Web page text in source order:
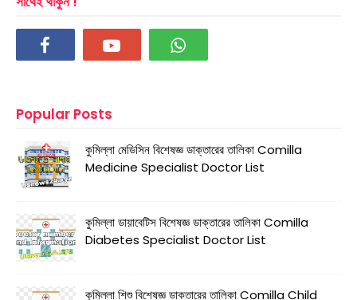
Popular Posts
কুমিল্লা মেডিসিন বিশেষজ্ঞ ডাক্তারের তালিকা Comilla
Medicine Specialist Doctor List
কুমিল্লা ডায়াবেটিস বিশেষজ্ঞ ডাক্তারের তালিকা Comilla
Diabetes Specialist Doctor List
কুমিল্লা শিশু বিশেষজ্ঞ ডাক্তারের তালিকা Comilla Child